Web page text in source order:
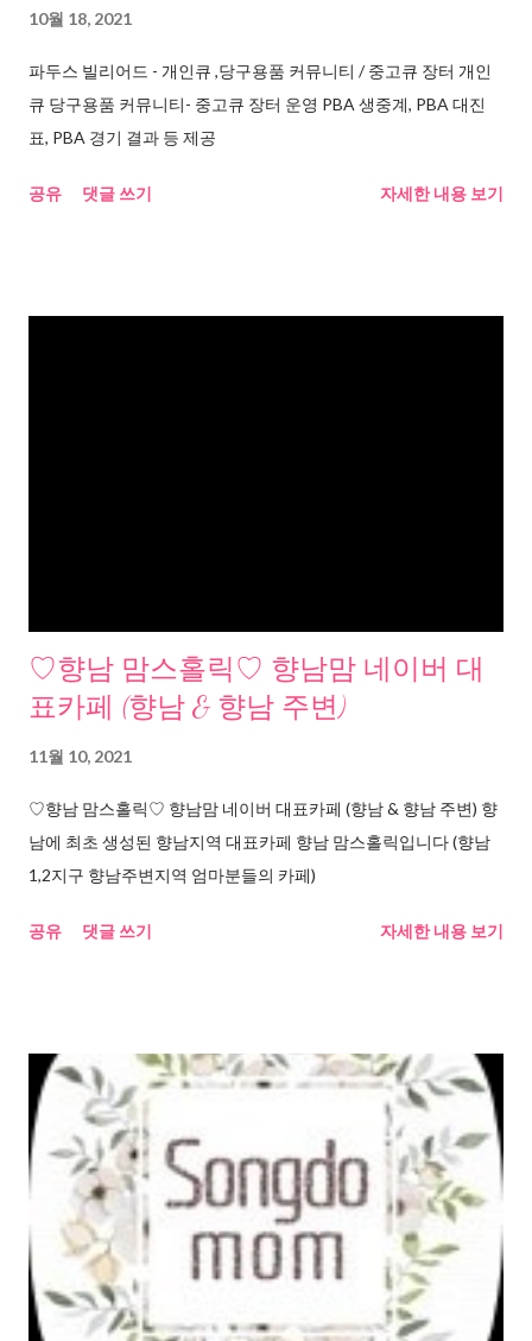
10월 18, 2021
파두스 빌리어드 - 개인큐 ,당구용품 커뮤니티 / 중고큐 장터 개인
큐 당구용품 커뮤니티- 중고큐 장터 운영 PBA 생중계, PBA 대진
표, PBA 경기 결과 등 제공
공유 댓글 쓰기 자세한 내용 보기
♡향남 맘스홀릭♡ 향남맘 네이버 대
표카페 (향남 & 향남 주변)
11월 10, 2021
♡향남 맘스홀릭♡ 향남맘 네이버 대표카페 (향남 & 향남 주변) 향
남에 최초 생성된 향남지역 대표카페 향남 맘스홀릭입니다 (향남
1,2지구 향남주변지역 엄마분들의 카페)
공유 댓글 쓰기 자세한 내용 보기